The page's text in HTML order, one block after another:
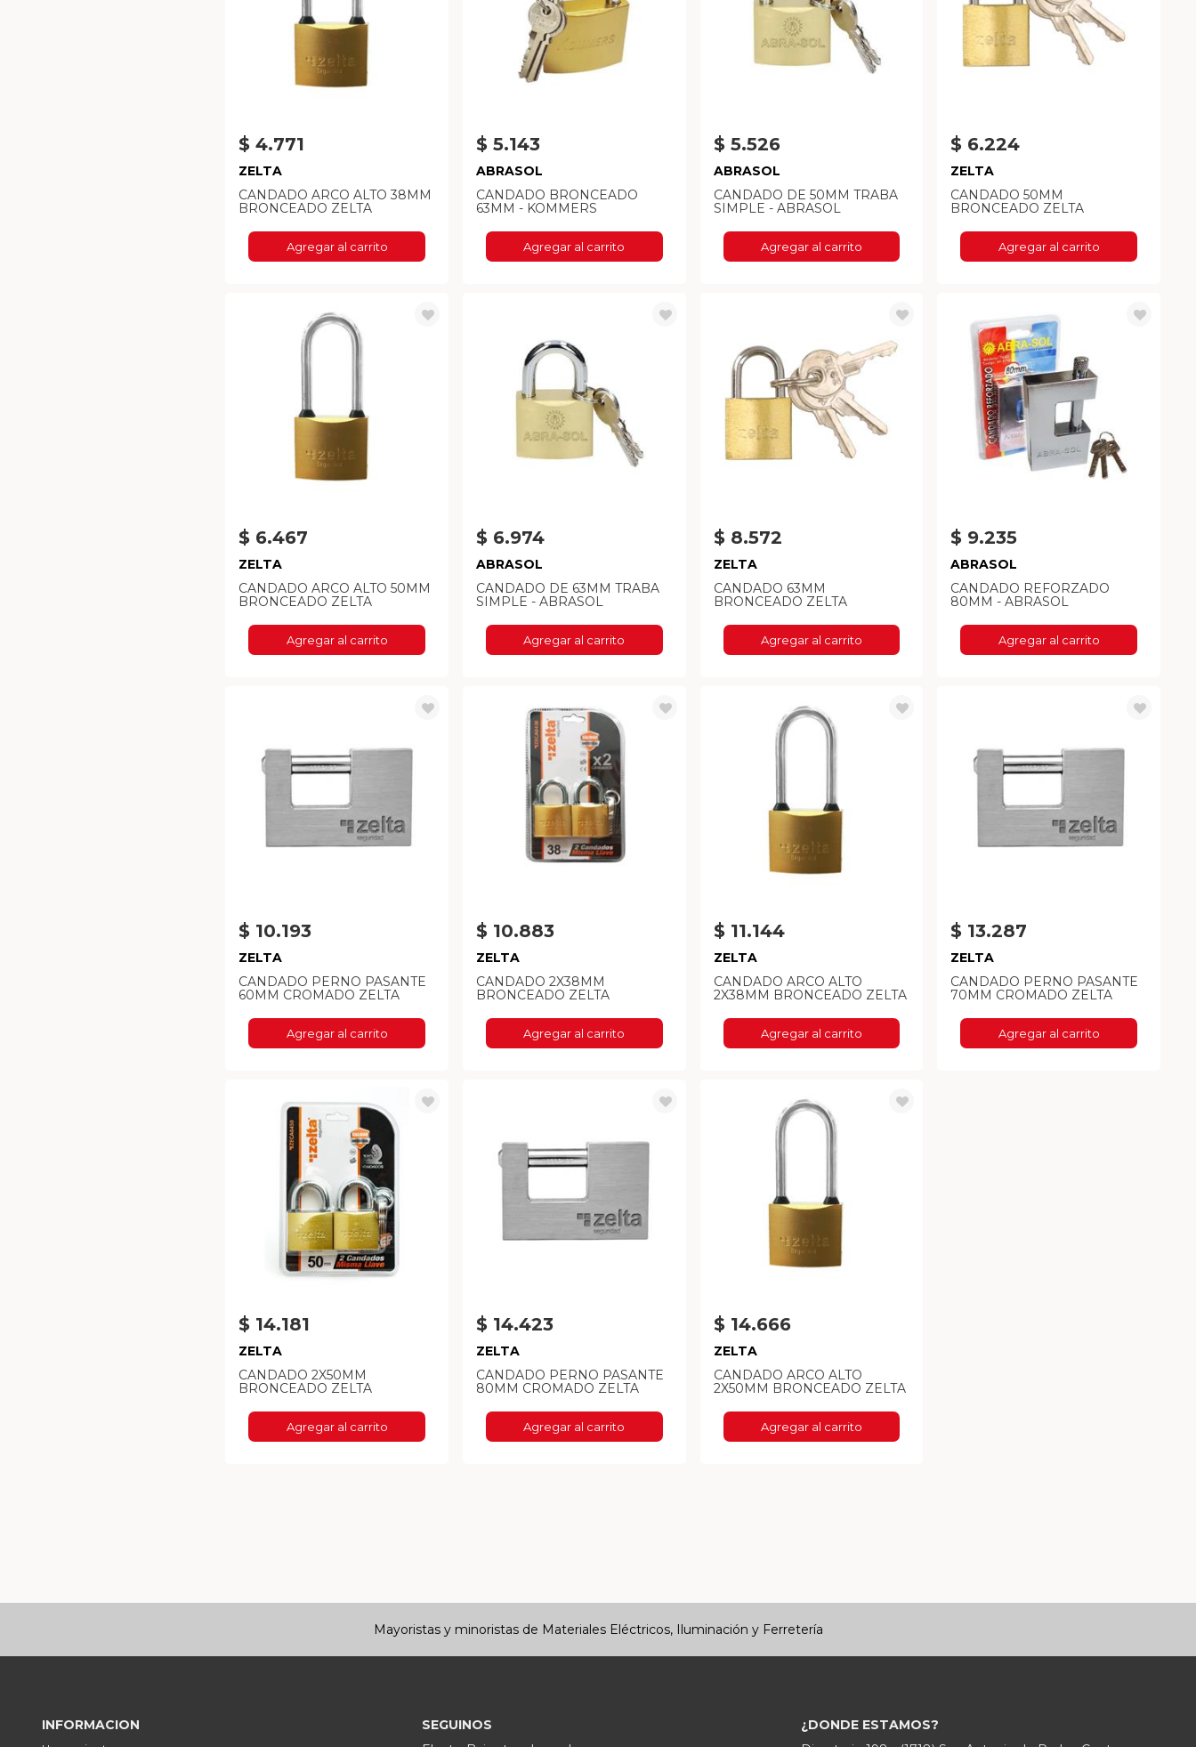
$ 4.771
ZELTA
CANDADO ARCO ALTO 38MM
BRONCEADO ZELTA
Agregar al carrito
$ 5.143
ABRASOL
CANDADO BRONCEADO
63MM - KOMMERS
Agregar al carrito
$ 5.526
ABRASOL
CANDADO DE 50MM TRABA
SIMPLE - ABRASOL
Agregar al carrito
$ 6.224
ZELTA
CANDADO 50MM
BRONCEADO ZELTA
Agregar al carrito
$ 6.467
ZELTA
CANDADO ARCO ALTO 50MM
BRONCEADO ZELTA
Agregar al carrito
$ 6.974
ABRASOL
CANDADO DE 63MM TRABA
SIMPLE - ABRASOL
Agregar al carrito
$ 8.572
ZELTA
CANDADO 63MM
BRONCEADO ZELTA
Agregar al carrito
$ 9.235
ABRASOL
CANDADO REFORZADO
80MM - ABRASOL
Agregar al carrito
$ 10.193
ZELTA
CANDADO PERNO PASANTE
60MM CROMADO ZELTA
Agregar al carrito
$ 10.883
ZELTA
CANDADO 2X38MM
BRONCEADO ZELTA
Agregar al carrito
$ 11.144
ZELTA
CANDADO ARCO ALTO
2X38MM BRONCEADO ZELTA
Agregar al carrito
$ 13.287
ZELTA
CANDADO PERNO PASANTE
70MM CROMADO ZELTA
Agregar al carrito
$ 14.181
ZELTA
CANDADO 2X50MM
BRONCEADO ZELTA
Agregar al carrito
$ 14.423
ZELTA
CANDADO PERNO PASANTE
80MM CROMADO ZELTA
Agregar al carrito
$ 14.666
ZELTA
CANDADO ARCO ALTO
2X50MM BRONCEADO ZELTA
Agregar al carrito
Mayoristas y minoristas de Materiales Eléctricos, Iluminación y Ferretería
INFORMACION
SEGUINOS
¿DONDE ESTAMOS?